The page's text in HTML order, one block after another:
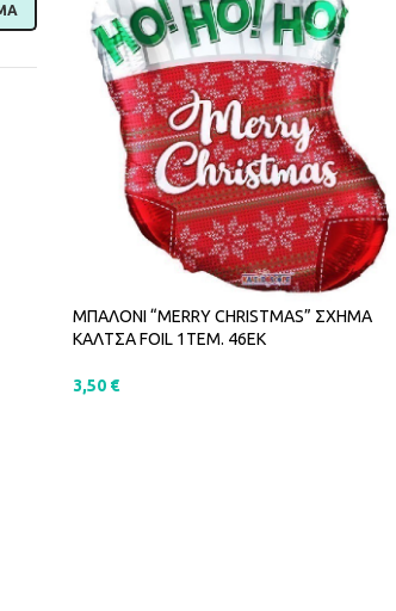
ΜΠΑΛΟΝΙ “MERRY CHRISTMAS” ΣΧΗΜΑ
ΚΑΛΤΣΑ FOIL 1ΤΕΜ. 46ΕΚ
3,50 €